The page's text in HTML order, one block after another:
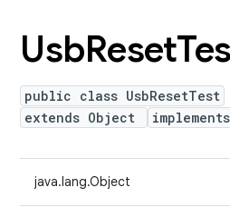
UsbReset
public class UsbResetTest
extends Object
implements
java.lang.Object